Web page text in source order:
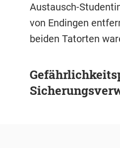
Austausch-
von Endingen
beiden Tatorten